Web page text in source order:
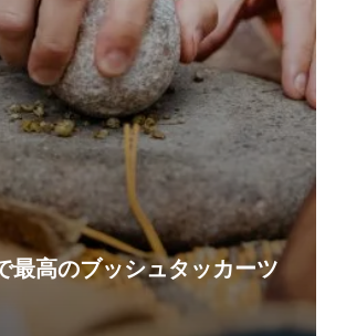
最高のブッシュタッカーツ